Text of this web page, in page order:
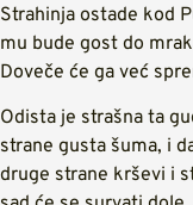
Strahinja ostade kod
mu bude gost do
Doveče će ga već
Odista je strašna ta
strane gusta šuma, i
druge strane krševi i